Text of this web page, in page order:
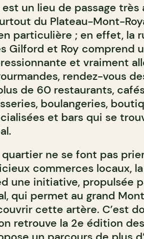
un lieu de passage très
du Plateau-Mont-
particulière ; en effet, la
Gilford et Roy comprend
et vraiment
rendez-vous
de 60 restaurants,
boulangeries,
et bars qui se
ne se font pas
commerces locaux,
une initiative, propulsée
qui permet au grand
cette artère. C’est
retrouve la 2e édition